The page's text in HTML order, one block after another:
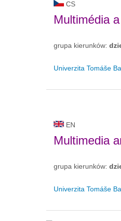
CS
Multimédia
grupa kierunków:
Univerzita Tomáše
EN
Multimedia
grupa kierunków:
Univerzita Tomáše